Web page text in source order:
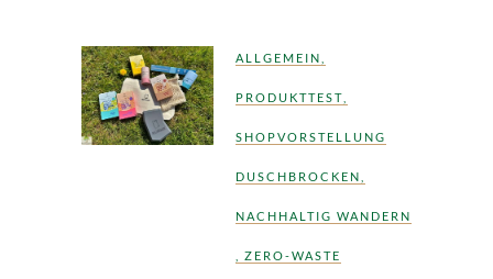
ALLGEMEIN
PRODUKTTEST
SHOPVORSTELLUNG
DUSCHBROCKEN
NACHHALTIG WANDERN
ZERO-WASTE